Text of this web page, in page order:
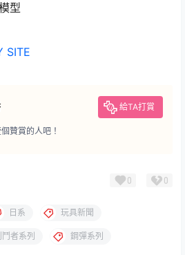
型
SITE
給TA打賞
贊賞的人吧！
0 0
日系 玩具新聞
者系列 鋼彈系列